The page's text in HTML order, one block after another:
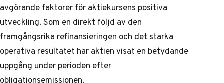
avgörande faktorer för aktiekursens positiva
utveckling. Som en direkt följd av den
framgångsrika refinansieringen och det starka
operativa resultatet har aktienvisat en betydande
uppgång under perioden efter
obligationsemissionen.